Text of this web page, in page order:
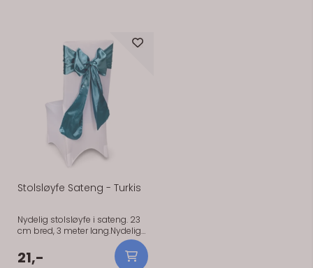
Stolsløyfe Sateng - Turkis
Nydelig stolsløyfe i sateng. 23
cm bred, 3 meter lang.Nydelig
stolsløyfe i sateng. 23 cm bred,
3 meter lang.
21,-